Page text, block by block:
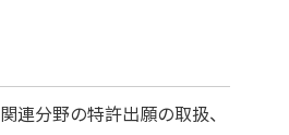
連分野の特許出願の取扱、